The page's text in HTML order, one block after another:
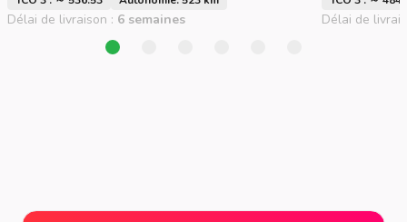
Délai de livraison : 6 semaines Délai de